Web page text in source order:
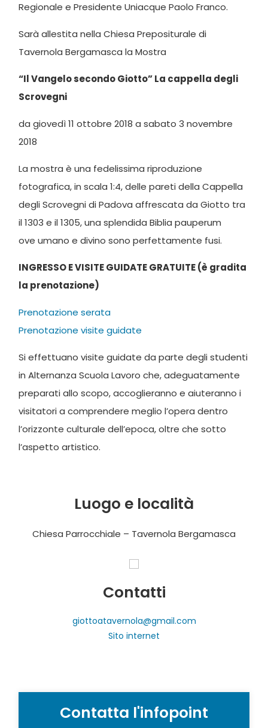
Regionale e Presidente Uniacque Paolo Franco.
Sarà allestita nella Chiesa Prepositurale di
Tavernola Bergamasca la Mostra
“Il Vangelo secondo Giotto” La cappella degli
Scrovegni
da giovedì 11 ottobre 2018 a sabato 3 novembre
2018
La mostra è una fedelissima riproduzione
fotografica, in scala 1:4, delle pareti della Cappella
degli Scrovegni di Padova affrescata da Giotto tra
il 1303 e il 1305, una splendida Biblia pauperum
ove umano e divino sono perfettamente fusi.
INGRESSO E VISITE GUIDATE GRATUITE (è gradita
la prenotazione)
Prenotazione serata
Prenotazione visite guidate
Si effettuano visite guidate da parte degli studenti
in Alternanza Scuola Lavoro che, adeguatamente
preparati allo scopo, accoglieranno e aiuteranno i
visitatori a comprendere meglio l’opera dentro
l’orizzonte culturale dell’epoca, oltre che sotto
l’aspetto artistico.
Luogo e località
Chiesa Parrocchiale – Tavernola Bergamasca
Contatti
giottoatavernola@gmail.com
Sito internet
Contatta l'infopoint